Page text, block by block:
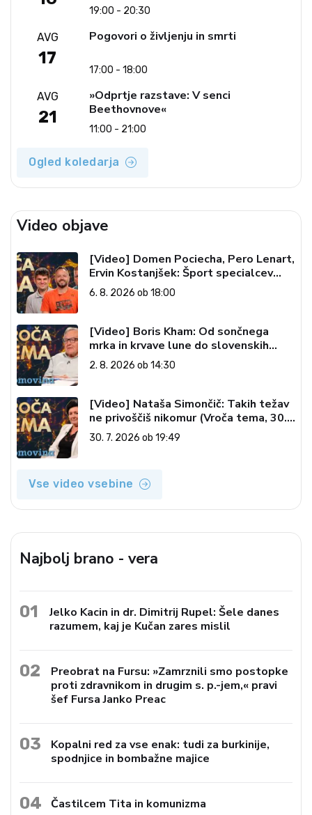
19:00 - 20:30
AVG
17
Pogovori o življenju in smrti
17:00 - 18:00
AVG
21
»Odprtje razstave: V senci
Beethovnove«
11:00 - 21:00
Ogled koledarja
Video objave
[Video] Domen Pociecha, Pero Lenart,
Ervin Kostanjšek: Šport specialcev
(Vroča tema, 6. 8. 2026)
6. 8. 2026 ob 18:00
[Video] Boris Kham: Od sončnega
mrka in krvave lune do slovenskih
pečatov v vesolju (Vroča tema, 2. 8.
2026)
2. 8. 2026 ob 14:30
[Video] Nataša Simončič: Takih težav
ne privoščiš nikomur (Vroča tema, 30.
7. 2026)
30. 7. 2026 ob 19:49
Vse video vsebine
Najbolj brano - vera
01
Jelko Kacin in dr. Dimitrij Rupel: Šele danes
razumem, kaj je Kučan zares mislil
02
Preobrat na Fursu: »Zamrznili smo postopke
proti zdravnikom in drugim s. p.-jem,« pravi
šef Fursa Janko Preac
03
Kopalni red za vse enak: tudi za burkinije,
spodnjice in bombažne majice
04 Častilcem Tita in komunizma